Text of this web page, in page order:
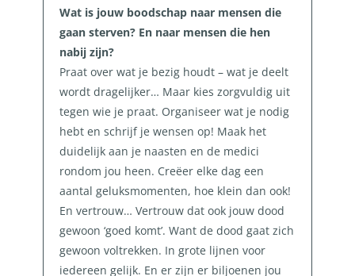
Wat is jouw boodschap naar mensen die
gaan sterven? En naar mensen die hen
nabij zijn?
Praat over wat je bezig houdt – wat je deelt
wordt dragelijker… Maar kies zorgvuldig uit
tegen wie je praat. Organiseer wat je nodig
hebt en schrijf je wensen op! Maak het
duidelijk aan je naasten en de medici
rondom jou heen. Creëer elke dag een
aantal geluksmomenten, hoe klein dan ook!
En vertrouw… Vertrouw dat ook jouw dood
gewoon ‘goed komt’. Want de dood gaat zich
gewoon voltrekken. In grote lijnen voor
iedereen gelijk. En er zijn er biljoenen jou